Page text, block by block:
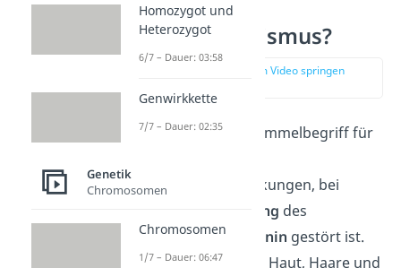
Was ist Albinismus?
zur Stelle im Video springen
Albinismus ist ein Sammelbegriff für
Stoffwechselerkrankungen, bei
Herstellung des
Hautfarbstoffs
Melanin gestört ist.
Betroffen sind meist Haut, Haare und
Homozygot und
Heterozygot
6/7 – Dauer: 03:58
Genwirkkette
7/7 – Dauer: 02:35
Genetik
Chromosomen
Chromosomen
1/7 – Dauer: 06:47